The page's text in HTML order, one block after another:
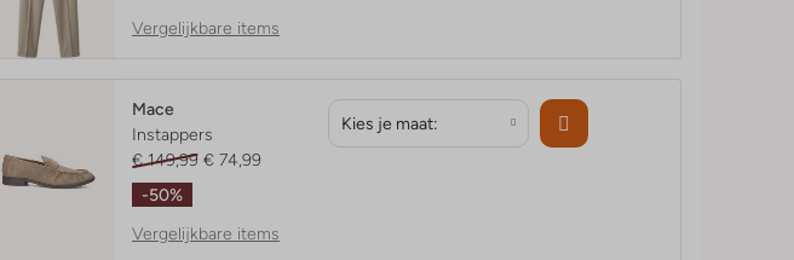
Vergelijkbare items
Mace
Instappers
€ 149,99 € 74,99
-50%
Kies je maat:
Vergelijkbare items